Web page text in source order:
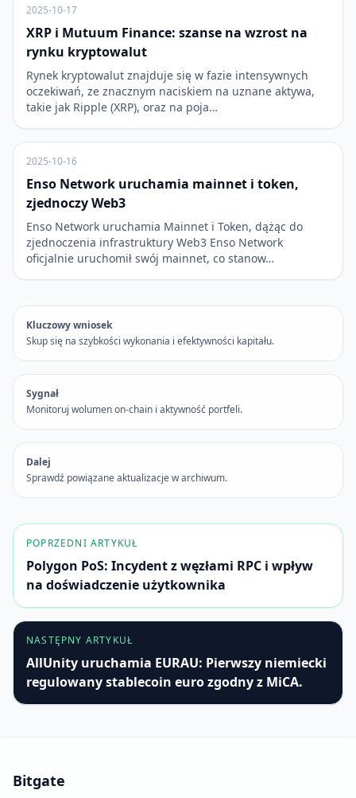
2025-10-17
XRP i Mutuum Finance: szanse na wzrost na
rynku kryptowalut
Rynek kryptowalut znajduje się w fazie intensywnych
oczekiwań, ze znacznym naciskiem na uznane aktywa,
takie jak Ripple (XRP), oraz na poja…
2025-10-16
Enso Network uruchamia mainnet i token,
zjednoczy Web3
Enso Network uruchamia Mainnet i Token, dążąc do
zjednoczenia infrastruktury Web3 Enso Network
oficjalnie uruchomił swój mainnet, co stanow…
Kluczowy wniosek
Skup się na szybkości wykonania i efektywności kapitału.
Sygnał
Monitoruj wolumen on-chain i aktywność portfeli.
Dalej
Sprawdź powiązane aktualizacje w archiwum.
POPRZEDNI ARTYKUŁ
Polygon PoS: Incydent z węzłami RPC i wpływ
na doświadczenie użytkownika
NASTĘPNY ARTYKUŁ
AllUnity uruchamia EURAU: Pierwszy niemiecki
regulowany stablecoin euro zgodny z MiCA.
Bitgate